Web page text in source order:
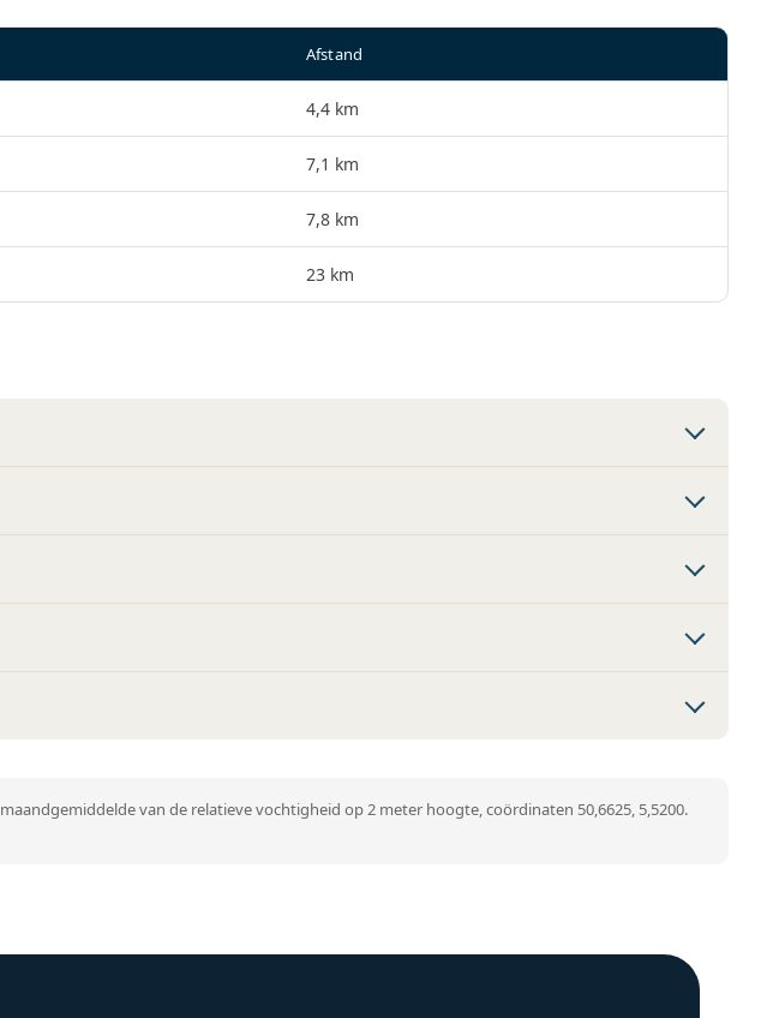
Afstand
4,4 km
7,1 km
7,8 km
23 km
maandgemiddelde van de relatieve vochtigheid op 2 meter hoogte, coördinaten 50,6625, 5,5200.